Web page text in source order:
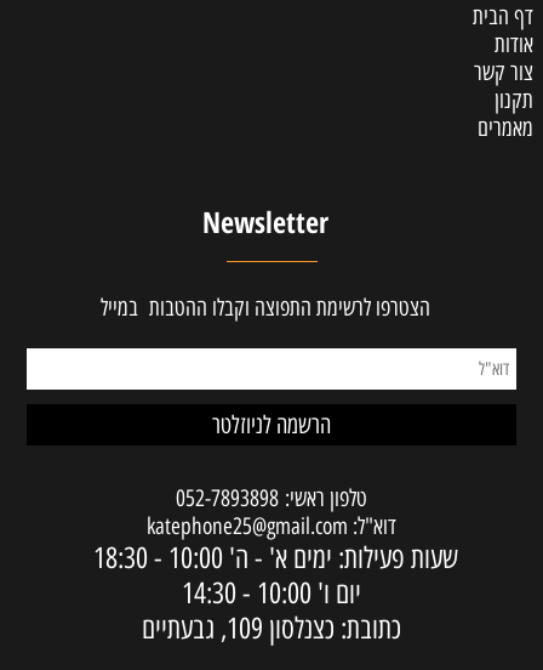
דף הבית
אודות
צור קשר
תקנון
מאמרים
Newsletter
הצטרפו לרשימת התפוצה וקבלו ההטבות במייל
טלפון ראשי: 052-7893898
דוא"ל: katephone25@gmail.com
שעות פעילות: ימים א' - ה' 10:00 - 18:30
יום ו' 10:00 - 14:30
כתובת: כצנלסון 109, גבעתיים